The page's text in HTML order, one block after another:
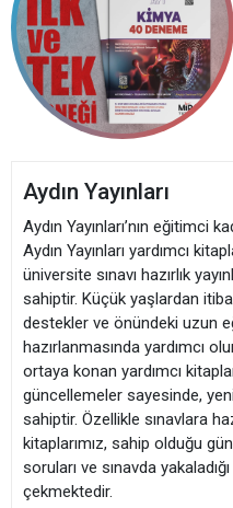
Aydın Yayınları
Aydın Yayınları’nın eğitimci
Aydın Yayınları yardımcı
üniversite sınavı hazırlık
sahiptir. Küçük yaşlardan
destekler ve önündeki uzun
hazırlanmasında yardımcı
ortaya konan yardımcı
güncellemeler sayesinde,
sahiptir. Özellikle sınavlara
kitaplarımız, sahip olduğu
soruları ve sınavda
çekmektedir.